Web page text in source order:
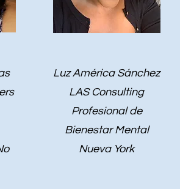
Luz América Sánchez
LAS Consulting
Profesional de
Bienestar Mental
Nueva York